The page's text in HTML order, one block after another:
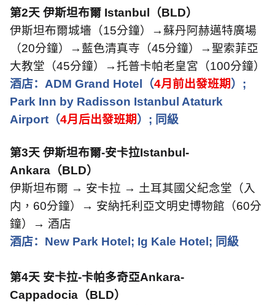
第2天 伊斯坦布爾 Istanbul （BLD）
伊斯坦布爾城墻（15分鐘）→蘇丹阿赫邁特廣場
（20分鐘）→藍色清真寺（45分鐘）→聖索菲亞
大教堂（45分鐘）→托普卡帕老皇宮（100分鐘）
酒店： ADM Grand Hotel （4月前出發班期 ） ;
Park Inn by Radisson Istanbul Ataturk
Airport （4月后出發班期 ） ; 同級
第3天 伊斯坦布爾-安卡拉Istanbul-
Ankara （BLD）
伊斯坦布爾 → 安卡拉 → 土耳其國父紀念堂（入
内， 60分鐘）→ 安納托利亞文明史博物館（60分
鐘）→ 酒店
酒店： New Park Hotel; Ig Kale Hotel; 同級
第4天 安卡拉-卡帕多奇亞Ankara-
Cappadocia （BLD）